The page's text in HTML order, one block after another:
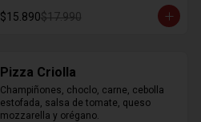
$15.890$17.990
Pizza Criolla
Champiñones, choclo, carne, cebolla
estofada, salsa de tomate, queso
mozzarella y orégano.